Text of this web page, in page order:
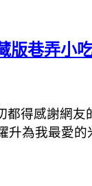
版巷弄小
得感謝網
升為我最愛